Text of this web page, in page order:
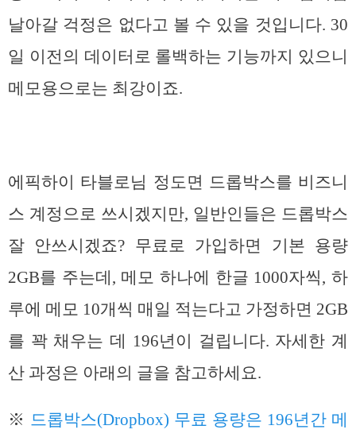
날아갈 걱정은 없다고 볼 수 있을 것입니다. 30
일 이전의 데이터로 롤백하는 기능까지 있으니
메모용으로는 최강이죠.
에픽하이 타블로님 정도면 드롭박스를 비즈니
스 계정으로 쓰시겠지만, 일반인들은 드롭박스
잘 안쓰시겠죠? 무료로 가입하면 기본 용량
2GB를 주는데, 메모 하나에 한글 1000자씩, 하
루에 메모 10개씩 매일 적는다고 가정하면 2GB
를 꽉 채우는 데 196년이 걸립니다. 자세한 계
산 과정은 아래의 글을 참고하세요.
※ 드롭박스(Dropbox) 무료 용량은 196년간 메